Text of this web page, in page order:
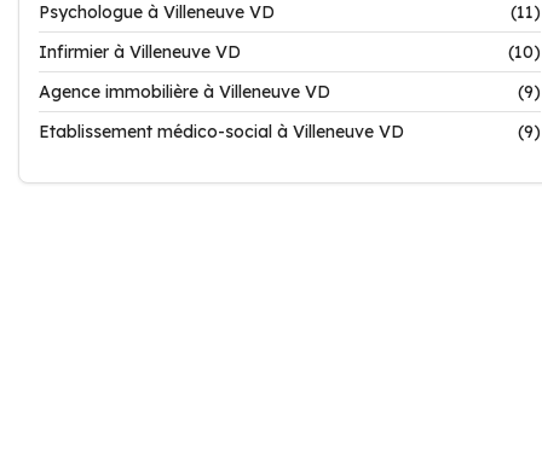
Psychologue à Villeneuve VD
(11)
Infirmier à Villeneuve VD
(10)
Agence immobilière à Villeneuve VD
(9)
Etablissement médico-social à Villeneuve VD
(9)